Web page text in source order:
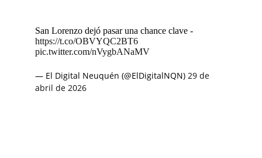
San Lorenzo dejó pasar una chance clave -
https://t.co/OBVYQC2BT6
pic.twitter.com/nVygbANaMV
— El Digital Neuquén (@ElDigitalNQN) 29 de
abril de 2026